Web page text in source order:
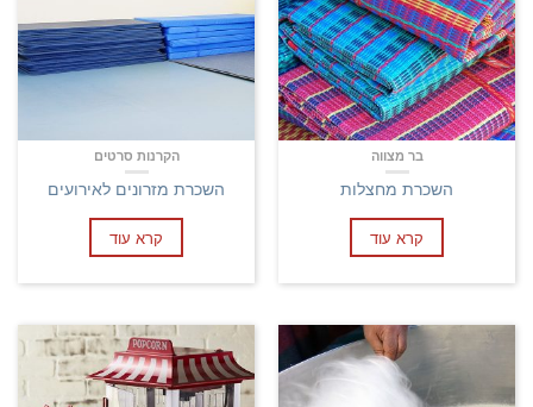
הקרנות סרטים
השכרת מזרונים לאירועים
קרא עוד
בר מצווה
השכרת מחצלות
קרא עוד